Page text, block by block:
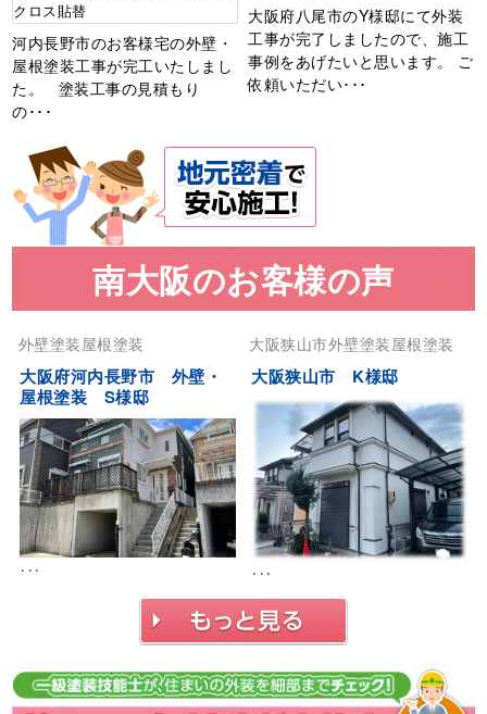
クロス貼替
河内長野市のお客様宅の外壁・
屋根塗装工事が完工いたしまし
た。 塗装工事の見積もり
の･･･
大阪府八尾市のY様邸にて外装
工事が完了しましたので、施工
事例をあげたいと思います。 ご
依頼いただい･･･
南大阪のお客様の声
外壁塗装屋根塗装
大阪府河内長野市 外壁・
屋根塗装 S様邸
･･･
大阪狭山市外壁塗装屋根塗装
大阪狭山市 K様邸
･･･